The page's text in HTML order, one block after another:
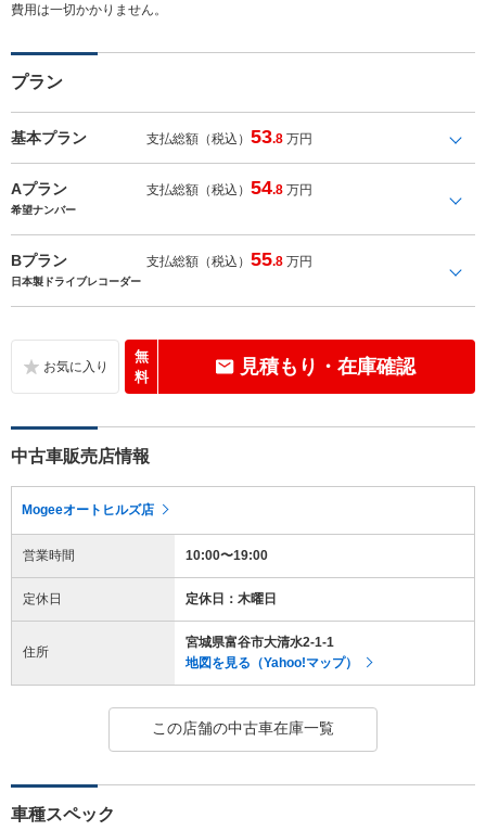
費用は一切かかりません。
プラン
基本プラン 支払総額（税込）53.8 万円
Aプラン 支払総額（税込）54.8 万円
希望ナンバー
Bプラン 支払総額（税込）55.8 万円
日本製ドライブレコーダー
無
料
見積もり・在庫確認
中古車販売店情報
Mogeeオートヒルズ店
営業時間 10:00〜19:00
定休日 定休日：木曜日
住所
宮城県富谷市大清水2-1-1
地図を見る（Yahoo!マップ）
この店舗の中古車在庫一覧
車種スペック